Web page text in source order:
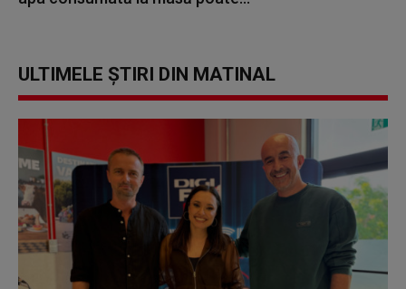
ULTIMELE ȘTIRI DIN MATINAL